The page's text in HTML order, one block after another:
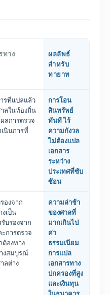
ทาง
ผลลัพธ์
สำหรับ
ทายาท
รที่แปลแล้ว
ลในท้องถิ่น
ลการตรวจ
นินการที่
การโอน
สินทรัพย์
ทันที ไร้
ความกังวล
ไม่ต้องแปล
เอกสาร
ระหว่าง
ประเทศที่ซับ
ซ้อน
องจาก
เป็น
บรองจาก
การตรวจ
องทาง
งสมบูรณ์
ลต่าง
ความล่าช้า
ของศาลที่
มากเกินไป
ค่า
ธรรมเนียม
การแปล
เอกสารทาง
ปกครองที่สูง
และเงินทุน
ในธนาคาร